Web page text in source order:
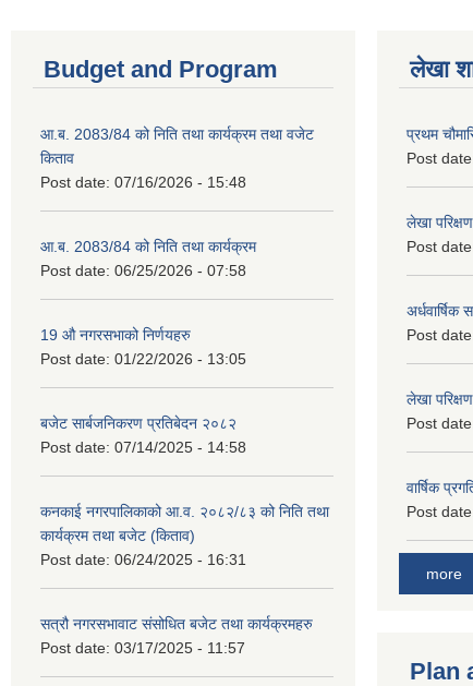
Budget and Program
आ.ब. 2083/84 को निति तथा कार्यक्रम तथा वजेट
किताव
Post date: 07/16/2026 - 15:48
आ.ब. 2083/84 को निति तथा कार्यक्रम
Post date: 06/25/2026 - 07:58
19 औ नगरसभाको निर्णयहरु
Post date: 01/22/2026 - 13:05
बजेट सार्बजनिकरण प्रतिबेदन २०८२
Post date: 07/14/2025 - 14:58
कनकाई नगरपालिकाको आ.व. २०८२/८३ को निति तथा
कार्यक्रम तथा बजेट (किताव)
Post date: 06/24/2025 - 16:31
सत्रौ नगरसभावाट संसोधित बजेट तथा कार्यक्रमहरु
Post date: 03/17/2025 - 11:57
लेखा
प्रथम
Post
लेखा
Post
अर्धवार्षिक
Post
लेखा
Post
वार्षिक
Post
more
Plan